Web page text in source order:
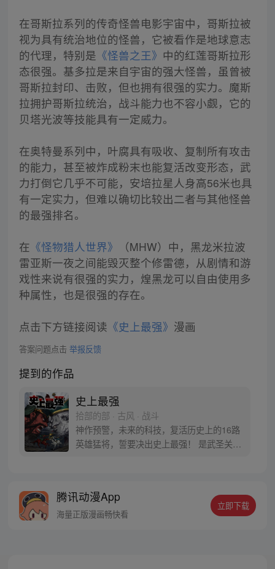
在哥斯拉系列的传奇怪兽电影宇宙中，哥斯拉被
视为具有统治地位的怪兽，它被看作是地球意志
的代理，特别是 《怪兽之王》 中的红莲哥斯拉形
态很强。基多拉是来自宇宙的强大怪兽，虽曾被
哥斯拉封印、击败，但也拥有很强的实力。魔斯
拉拥护哥斯拉统治，战斗能力也不容小觑，它的
贝塔光波等技能具有一定威力。
在奥特曼系列中，叶腐具有吸收、复制所有攻击
的能力，甚至被炸成粉末也能复活改变形态，武
力打倒它几乎不可能，安培拉星人身高56米也具
有一定实力，但难以确切比较出二者与其他怪兽
的最强排名。
在 《怪物猎人世界》
（MHW）中，黑龙米拉波
雷亚斯一夜之间能毁灭整个修雷德，从剧情和游
戏性来说有很强的实力，煌黑龙可以自由使用多
种属性，也是很强的存在。
点击下方链接阅读 《史上最强》 漫画
答案问题点击 举报反馈
提到的作品
史上最强
拾部的部 · 古风 · 战斗
神作预警，未来的科技，复活历史上的16路
英雄猛将，誓要决出史上最强！ 是武圣关云
丝群：481670726
腾讯动漫App
海量正版漫画畅快看
立即下载